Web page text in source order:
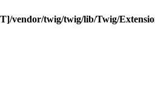
vendor/twig/twig/lib/Twig/